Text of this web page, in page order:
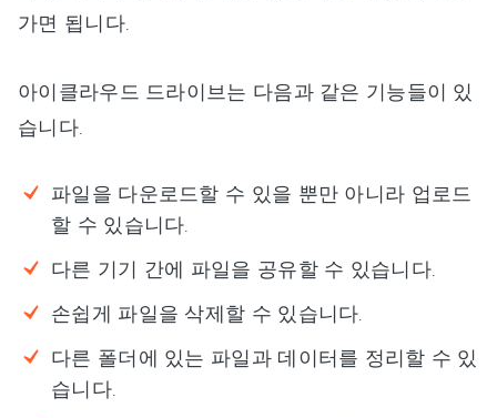
가면 됩니다.
아이클라우드 드라이브는 다음과 같은 기능들이 있
습니다.
파일을 다운로드할 수 있을 뿐만 아니라 업로드
할 수 있습니다.
다른 기기 간에 파일을 공유할 수 있습니다.
손쉽게 파일을 삭제할 수 있습니다.
다른 폴더에 있는 파일과 데이터를 정리할 수 있
습니다.